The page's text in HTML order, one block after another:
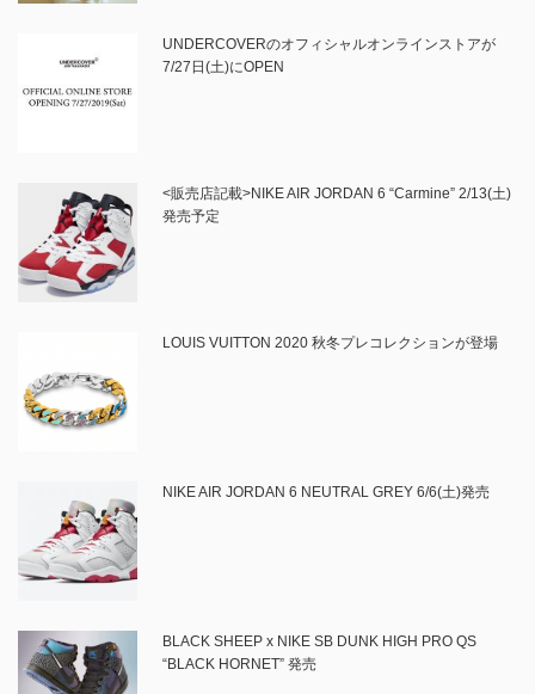
UNDERCOVERのオフィシャルオンラインストアが
7/27日(土)にOPEN
<販売店記載>NIKE AIR JORDAN 6 “Carmine” 2/13(土)
発売予定
LOUIS VUITTON 2020 秋冬プレコレクションが登場
NIKE AIR JORDAN 6 NEUTRAL GREY 6/6(土)発売
BLACK SHEEP x NIKE SB DUNK HIGH PRO QS
“BLACK HORNET” 発売